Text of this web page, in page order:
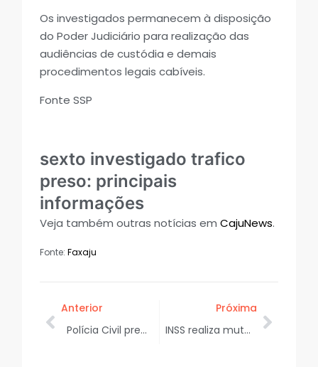
Os investigados permanecem à disposição
do Poder Judiciário para realização das
audiências de custódia e demais
procedimentos legais cabíveis.
Fonte SSP
sexto investigado trafico
preso: principais
informações
Veja também outras notícias emCajuNews.
Fonte:Faxaju
Anterior
Polícia Civil prende homem condenado por estupro de uma pessoa com deficiência intelectual em Socorro
Próxima
INSS realiza mutirão de avaliação social em Aracaju neste fim de semana